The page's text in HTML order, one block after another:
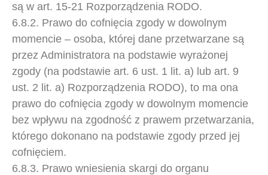
są w art. 15-21 Rozporządzenia RODO.
6.8.2. Prawo do cofnięcia zgody w dowolnym
momencie – osoba, której dane przetwarzane są
przez Administratora na podstawie wyrażonej
zgody (na podstawie art. 6 ust. 1 lit. a) lub art. 9
ust. 2 lit. a) Rozporządzenia RODO), to ma ona
prawo do cofnięcia zgody w dowolnym momencie
bez wpływu na zgodność z prawem przetwarzania,
którego dokonano na podstawie zgody przed jej
cofnięciem.
6.8.3. Prawo wniesienia skargi do organu